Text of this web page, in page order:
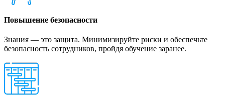
Повышение безопасности
Знания — это защита. Минимизируйте риски и обеспечьте
безопасность сотрудников, пройдя обучение заранее.